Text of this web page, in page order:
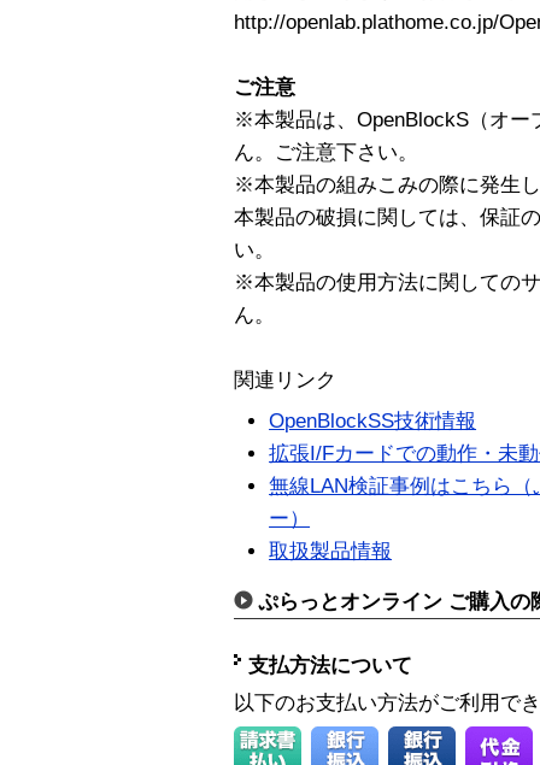
http://openlab.plathome.co.jp/
ご注意
※本製品は、OpenBlockS（オー
ん。ご注意下さい。
※本製品の組みこみの際に発生
本製品の破損に関しては、保証
い。
※本製品の使用方法に関しての
ん。
関連リンク
OpenBlockSS技術情報
拡張I/Fカードでの動作・未
無線LAN検証事例はこちら
ー）
取扱製品情報
ぷらっとオンライン ご購入の
支払方法について
以下のお支払い方法がご利用で